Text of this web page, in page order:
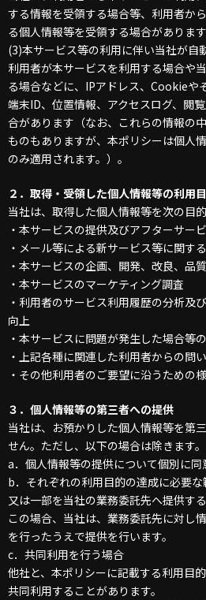
する情報を受領する場合等、利用者か
る個人情報等を受領する場合があります
(3)本サービス等の利用に伴い当社が自
利用者が本サービスを利用する場合や
る場合などに、IPアドレス、Cookieや
端末ID、位置情報、アクセスログ、閲
合があります（なお、これらの情報の
ものもありますが、本ポリシーは個人
のみ適用されます。）。
２． 取得・受領した個人情報等の利用
当社は、取得した個人情報等を次の目
・本サービスの提供及びアフターサー
・メール等による新サービス等に関す
・本サービスの企画、開発、改良、品
・本サービスのマーケティング調査
・利用者のサービス利用履歴の分析及
向上
・本サービスに問題が発生した場合等
・上記各種に関連した利用者からの問
・その他利用者のご要望に沿うための
３．個人情報等の第三者への提供
当社は、お預かりした個人情報等を第
せん。ただし、以下の場合は除きます。
a．個人情報等の提供について個別に
b．それぞれの利用目的の達成に必要
又は一部を当社の業務委託先へ提供す
この場合、当社は、業務委託先に対し
を行ったうえで提供を行います。
c．共同利用を行う場合
他社と、本ポリシーに記載する利用目
共同利用することがあります。